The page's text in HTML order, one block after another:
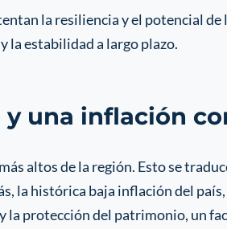
la resiliencia y el potencial
la estabilidad a largo plazo.
una inflación
altos de la región. Esto se
la histórica baja inflación del
la protección del patrimonio, un